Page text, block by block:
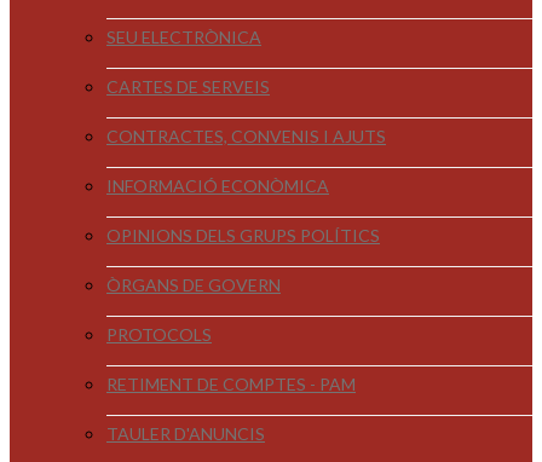
SEU ELECTRÒNICA
CARTES DE SERVEIS
CONTRACTES, CONVENIS I AJUTS
INFORMACIÓ ECONÒMICA
OPINIONS DELS GRUPS POLÍTICS
ÒRGANS DE GOVERN
PROTOCOLS
RETIMENT DE COMPTES - PAM
TAULER D'ANUNCIS